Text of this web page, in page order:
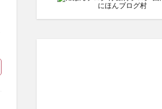
にほんブログ村